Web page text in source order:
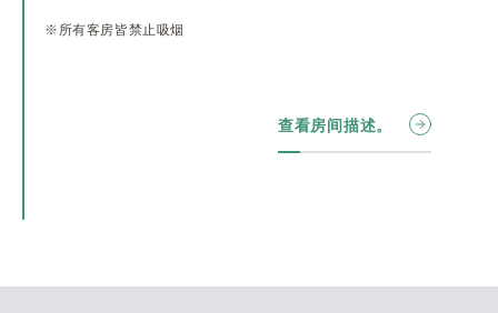
※所有客房皆禁止吸烟
查看房间描述。